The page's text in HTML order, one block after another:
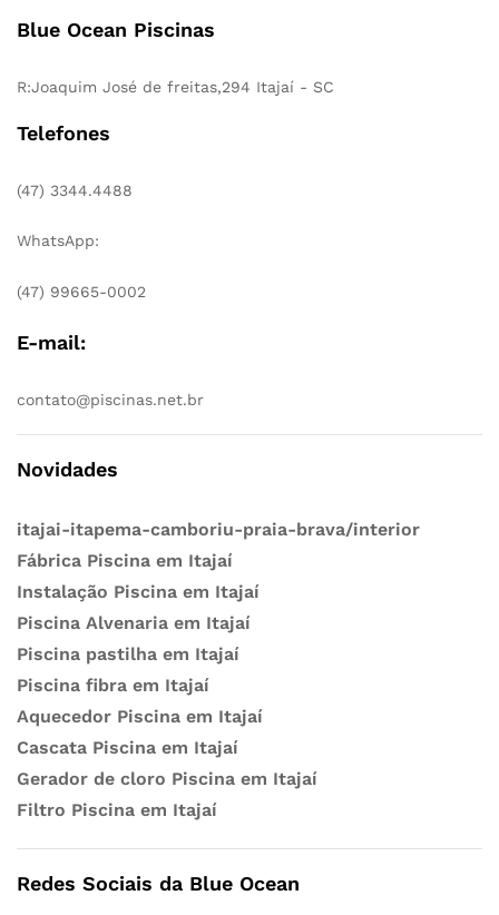
Blue Ocean Piscinas
R:Joaquim José de freitas,294 Itajaí - SC
Telefones
(47) 3344.4488
WhatsApp:
(47) 99665-0002
E-mail:
contato@piscinas.net.br
Novidades
itajai-itapema-camboriu-praia-brava/interior
Fábrica Piscina em Itajaí
Instalação Piscina em Itajaí
Piscina Alvenaria em Itajaí
Piscina pastilha em Itajaí
Piscina fibra em Itajaí
Aquecedor Piscina em Itajaí
Cascata Piscina em Itajaí
Gerador de cloro Piscina em Itajaí
Filtro Piscina em Itajaí
Redes Sociais da Blue Ocean